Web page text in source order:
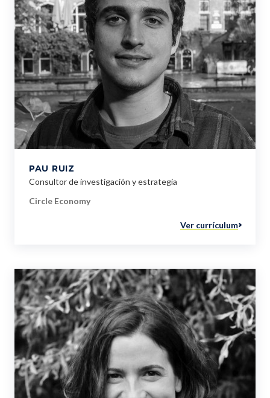
PAU RUIZ
Consultor de investigación y estrategia
Circle Economy
Ver currículum